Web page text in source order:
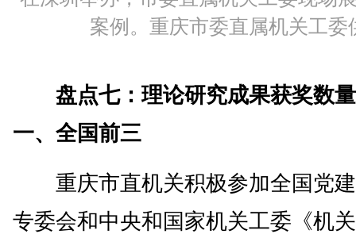
案例。重庆市委直属机关工委
盘点七：理论研究成果获奖数
一、全国前三
重庆市直机关积极参加全国党建
专委会和中央和国家机关工委《机